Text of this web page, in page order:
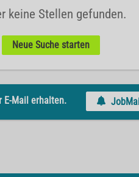
keine Stellen gefunden.
Neue Suche starten
E-Mail erhalten.